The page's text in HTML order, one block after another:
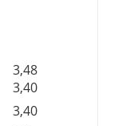
3,48
3,40
3,40